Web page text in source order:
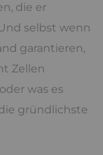
die er
selbst wenn
garantieren,
Zellen
was es
gründlichste